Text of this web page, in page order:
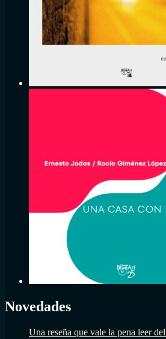
Novedades
Una reseña que vale la pena leer